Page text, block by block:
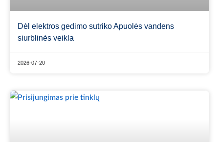
Dėl elektros gedimo sutriko Apuolės vandens
siurblinės veikla
2026-07-20